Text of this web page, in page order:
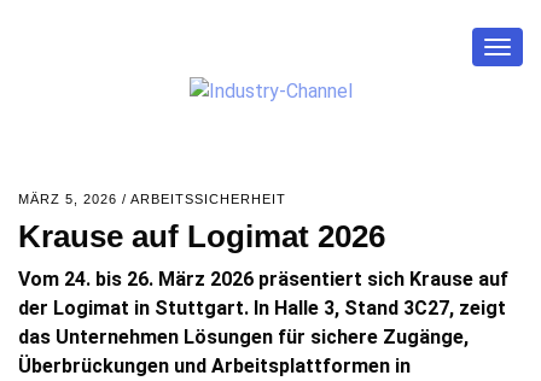
MÄRZ 5, 2026 / ARBEITSSICHERHEIT
Krause auf Logimat 2026
Vom 24. bis 26. März 2026 präsentiert sich Krause auf
der Logimat in Stuttgart. In Halle 3, Stand 3C27, zeigt
das Unternehmen Lösungen für sichere Zugänge,
Überbrückungen und Arbeitsplattformen in